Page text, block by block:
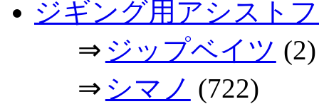
ジギング用アシスト
⇒ ジップベイツ (2)
⇒ シマノ (722)